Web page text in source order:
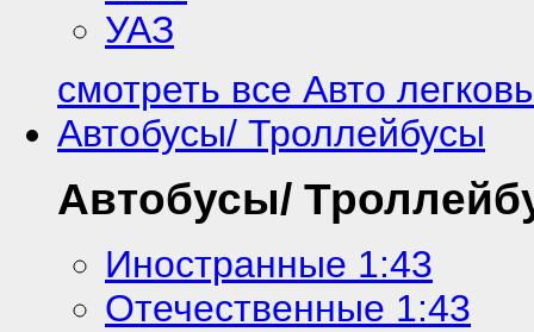
УАЗ
смотреть все Авто
Автобусы/ Троллейбусы
Автобусы/
Иностранные 1:43
Отечественные 1:43